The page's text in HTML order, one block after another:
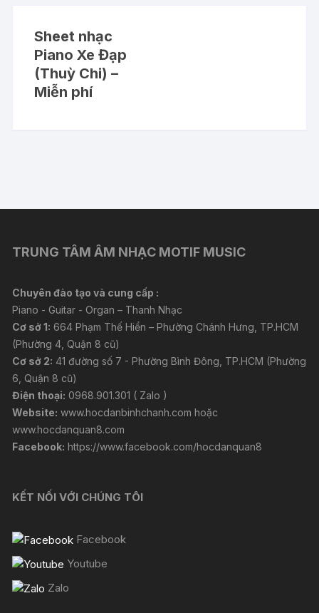
Sheet nhạc
Piano Xe Đạp
(Thuỳ Chi) –
Miễn phí
TRUNG TÂM ÂM NHẠC MOTIF MUSIC
Chuyên đào tạo và cung cấp :
Piano - Guitar - Organ – Thanh Nhạc
Cơ sở 1: 664 Phạm Thế Hiển – Phường Chánh Hưng, TP.HCM
(Phường 4, Quận 8 cũ)
Cơ sở 2: 41 đường số 7 - Phường Bình Đông, TP.HCM (Phường
6, Quận 8 cũ)
Điện thoại: 0968.901.301 ( Zalo )
Website: www.hocdanbinhchanh.com hoặc
www.hocdanquan8.com
Facebook: https://www.facebook.com/hocdanquan8
KẾT NỐI VỚI CHÚNG TÔI
Facebook
Youtube
Zalo